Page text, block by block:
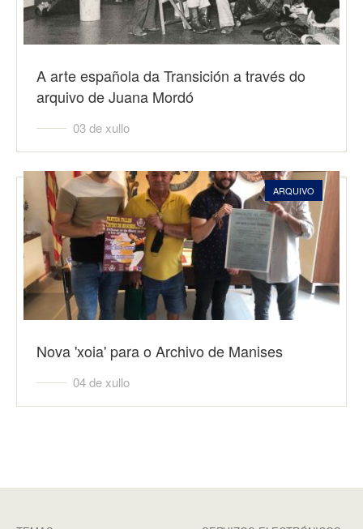
A arte española da Transición a través do
arquivo de Juana Mordó
03 de xullo
ARQUIVO
Nova 'xoia' para o Archivo de Manises
04 de xullo